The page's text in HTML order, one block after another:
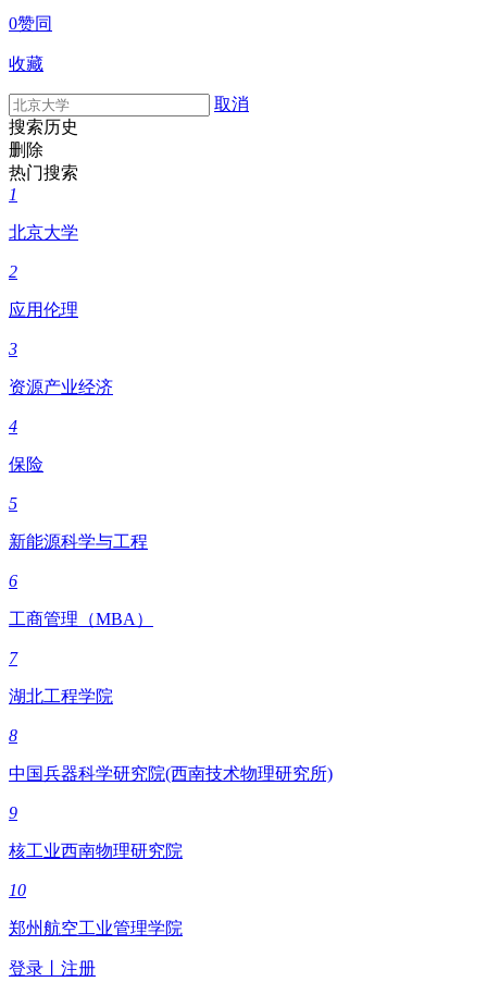
0赞同
收藏
取消
搜索历史
删除
热门搜索
1
北京大学
2
应用伦理
3
资源产业经济
4
保险
5
新能源科学与工程
6
工商管理（MBA）
7
湖北工程学院
8
中国兵器科学研究院(西南技术物理研究所)
9
核工业西南物理研究院
10
郑州航空工业管理学院
登录 注册